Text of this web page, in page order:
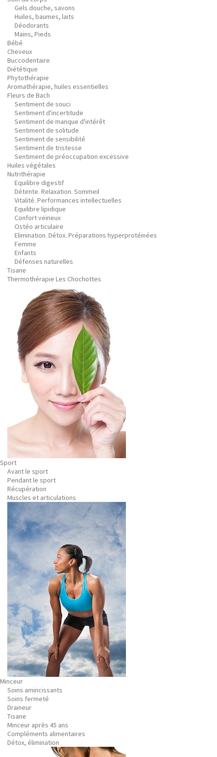
Gels douche, savons
Huiles, baumes, laits
Déodorants
Mains, Pieds
Bébé
Cheveux
Buccodentaire
Diététique
Phytothérapie
Aromathérapie, huiles essentielles
Fleurs de Bach
Sentiment de souci
Sentiment d'incertitude
Sentiment de manque d'intérêt
Sentiment de solitude
Sentiment de sensibilité
Sentiment de tristesse
Sentiment de préoccupation excessive
Huiles végétales
Nutrithérapie
Equilibre digestif
Détente. Relaxation. Sommeil
Vitalité. Performances intellectuelles
Equilibre lipidique
Confort veineux
Ostéo articulaire
Elimination. Détox. Préparations hyperprotéinées
Femme
Enfants
Défenses naturelles
Tisane
Thermothérapie Les Chochottes
Sport
Avant le sport
Pendant le sport
Récupération
Muscles et articulations
Minceur
Soins amincissants
Soins fermeté
Draineur
Tisane
Minceur après 45 ans
Compléments alimentaires
Détox, élimination